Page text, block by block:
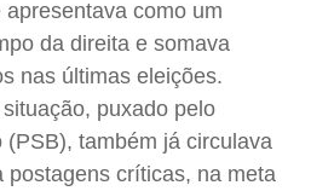
apresentava como um
da direita e somava
nas últimas eleições.
puxado pelo
também já circulava
postagens críticas, na meta